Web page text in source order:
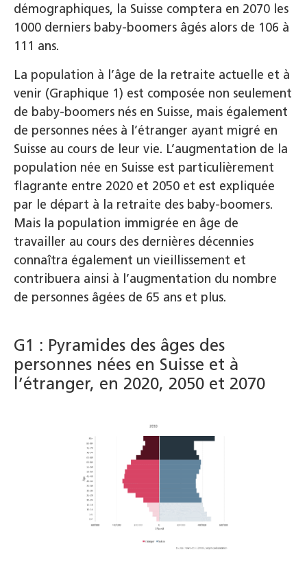
démographiques, la Suisse comptera en 2070 les
1000 derniers baby-boomers âgés alors de 106 à
111 ans.
La population à l’âge de la retraite actuelle et à
venir (Graphique 1) est composée non seulement
de baby-boomers nés en Suisse, mais également
de personnes nées à l’étranger ayant migré en
Suisse au cours de leur vie. L’augmentation de la
population née en Suisse est particulièrement
flagrante entre 2020 et 2050 et est expliquée
par le départ à la retraite des baby-boomers.
Mais la population immigrée en âge de
travailler au cours des dernières décennies
connaîtra également un vieillissement et
contribuera ainsi à l’augmentation du nombre
de personnes âgées de 65 ans et plus.
G1 : Pyramides des âges des
personnes nées en Suisse et à
l’étranger, en 2020, 2050 et 2070